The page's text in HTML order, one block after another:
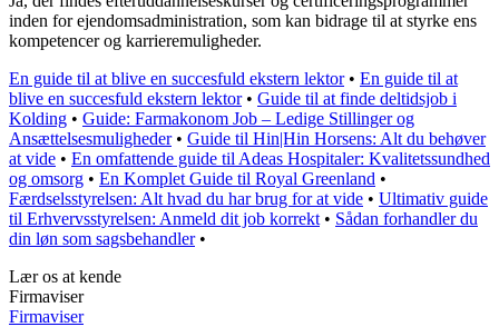
inden for ejendomsadministration, som kan bidrage til at styrke ens
kompetencer og karrieremuligheder.
En guide til at blive en succesfuld ekstern lektor• En guide til at
blive en succesfuld ekstern lektor• Guide til at finde deltidsjob i
Kolding • Guide: Farmakonom Job – Ledige Stillinger og
Ansættelsesmuligheder• Guide til Hin|Hin Horsens: Alt du behøver
at vide • En omfattende guide til Adeas Hospitaler: Kvalitetssundhed
og omsorg • En Komplet Guide til Royal Greenland •
Færdselsstyrelsen: Alt hvad du har brug for at vide • Ultimativ guide
til Erhvervsstyrelsen: Anmeld dit job korrekt • Sådan forhandler du
din løn som sagsbehandler•
Lær os at kende
Firmaviser
Firmaviser